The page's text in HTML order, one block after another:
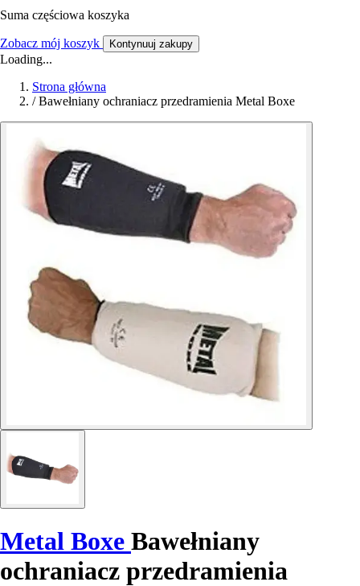
Suma częściowa koszyka
Zobacz mój koszyk Kontynuuj zakupy
Loading...
Strona główna
/ Bawełniany ochraniacz przedramienia Metal Boxe
Metal Boxe Bawełniany
ochraniacz przedramienia